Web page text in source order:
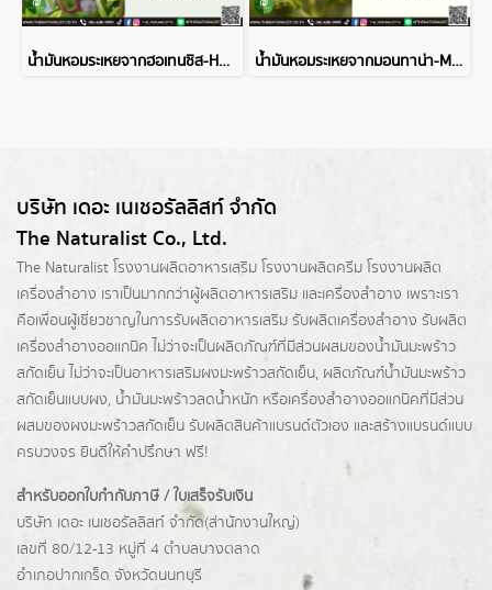
น้ำมันหอมระเหยจากฮอเทนซิส-HORTENSIS ESSENTIAL OIL น้ำมันหอมระเหยจากมอนทาน่า-MONTANA ESSENTIAL OIL
บริษัท เดอะ เนเชอรัลลิสท์ จำกัด
The Naturalist Co., Ltd.
The Naturalist โรงงานผลิตอาหารเสริม โรงงานผลิตครีม โรงงานผลิต
เครื่องสำอาง เราเป็นมากกว่าผู้ผลิตอาหารเสริม และเครื่องสำอาง เพราะเรา
คือเพื่อนผู้เชี่ยวชาญในการรับผลิตอาหารเสริม รับผลิตเครื่องสำอาง รับผลิต
เครื่องสำอางออแกนิค ไม่ว่าจะเป็นผลิตภัณฑ์ที่มีส่วนผสมของน้ำมันมะพร้าว
สกัดเย็น ไม่ว่าจะเป็นอาหารเสริมผงมะพร้าวสกัดเย็น, ผลิตภัณฑ์น้ำมันมะพร้าว
สกัดเย็นแบบผง, น้ำมันมะพร้าวลดน้ำหนัก หรือเครื่องสำอางออแกนิคที่มีส่วน
ผสมของผงมะพร้าวสกัดเย็น รับผลิตสินค้าแบรนด์ตัวเอง และสร้างแบรนด์แบบ
ครบวงจร ยินดีให้คำปรึกษา ฟรี!
สำหรับออกใบกำกับภาษี / ใบเสร็จรับเงิน
บริษัท เดอะ เนเชอรัลลิสท์ จำกัด(ส่านักงานใหญ่)
เลขที่ 80/12-13 หมู่ที่ 4 ตำบลบางตลาด
อำเภอปากเกร็ด จังหวัดนนทบุรี